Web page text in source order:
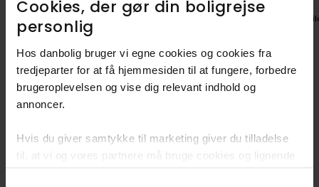
Cookies, der gør din boligrejse
personlig​
Hos danbolig bruger vi egne cookies og cookies fra
tredjeparter for at få hjemmesiden til at fungere, forbedre
brugeroplevelsen og vise dig relevant indhold og
annoncer.​
Hvis du giver samtykke til marketing giver du tilladelse
til, at vi og vores partnere må bruge cookies og lignende
Vil du lære området endnu bedre
Udforsk nabolag